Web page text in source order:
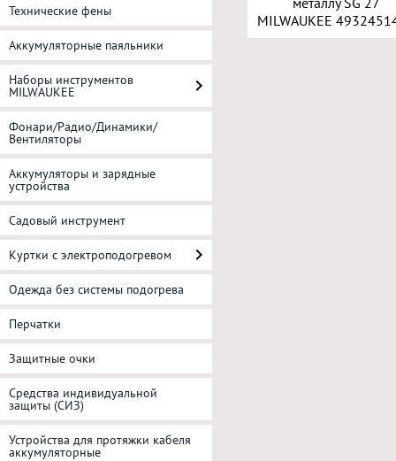
Технические фены
Аккумуляторные паяльники
Наборы инструментов
MILWAUKEE
Фонари/Радио/Динамики/
Вентиляторы
Аккумуляторы и зарядные
устройства
Садовый инструмент
Куртки с электроподогревом
Одежда без системы подогрева
Перчатки
Защитные очки
Средства индивидуальной
защиты (СИЗ)
Устройства для протяжки кабеля
аккумуляторные
MILWAUKEE